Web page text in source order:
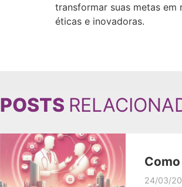
transformar suas metas
éticas e inovadoras.
POSTS
24/03/